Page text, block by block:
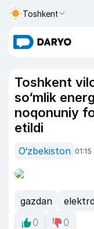
Toshkent
Toshkent
so‘mlik
noqonuniy
etildi
O‘zbekiston
gazdan
0
0